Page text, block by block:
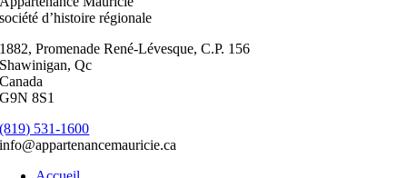
la
page
du
société d’histoire régionale
1882, Promenade René-Lévesque, C.P. 156
Shawinigan, Qc
Canada
G9N 8S1
(819) 531-1600
info@appartenancemauricie.ca